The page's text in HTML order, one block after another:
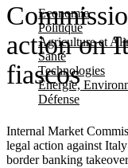
Economie
Politique
Agriculture et
Santé
Technologies
Energie,
Défense
action on
fiascos
Internal Market
legal action against
border banking